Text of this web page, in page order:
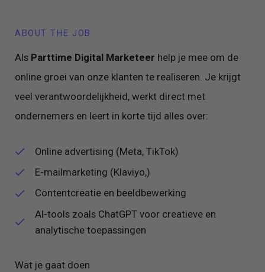
ABOUT THE JOB
Als Parttime Digital Marketeer help je mee om de
online groei van onze klanten te realiseren. Je krijgt
veel verantwoordelijkheid, werkt direct met
ondernemers en leert in korte tijd alles over:
Online advertising (Meta, TikTok)
E-mailmarketing (Klaviyo,)
Contentcreatie en beeldbewerking
AI-tools zoals ChatGPT voor creatieve en
analytische toepassingen
Wat je gaat doen